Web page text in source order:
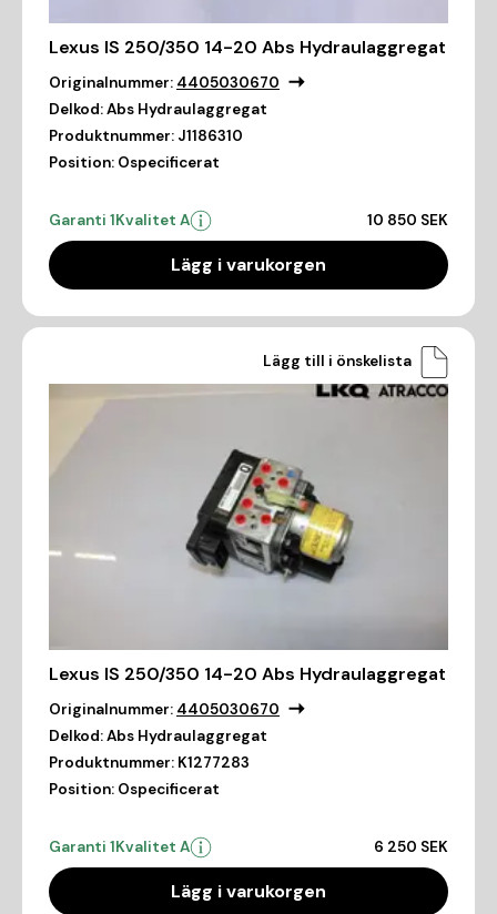
Lexus IS 250/350 14-20 Abs Hydraulaggregat
Originalnummer: 4405030670
Delkod:Abs Hydraulaggregat
Produktnummer: J1186310
Position: Ospecificerat
Garanti 1Kvalitet A 10 850 SEK
Lägg i varukorgen
Lägg till i önskelista
Lexus IS 250/350 14-20 Abs Hydraulaggregat
Originalnummer: 4405030670
Delkod:Abs Hydraulaggregat
Produktnummer: K1277283
Position: Ospecificerat
Garanti 1Kvalitet A 6 250 SEK
Lägg i varukorgen